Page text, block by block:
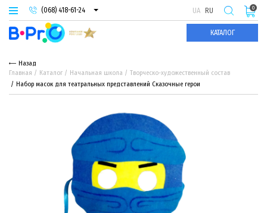
(068) 418-61-24
(093) 974-66-94
(095) 987-29-55
UA RU
КАТАЛОГ
0
Назад
Главная
Каталог Начальная школа
Творческо-художественный состав
Набор масок для театральных представлений Сказочные герои